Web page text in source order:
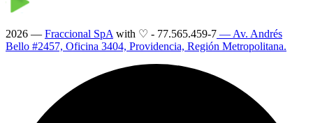
2026 — Fraccional SpA with ♡ - 77.565.459-7 — Av. Andrés
Bello #2457, Oficina 3404, Providencia, Región Metropolitana.